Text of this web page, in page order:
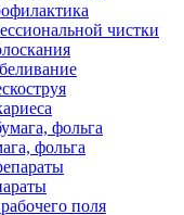
чистки
фольга